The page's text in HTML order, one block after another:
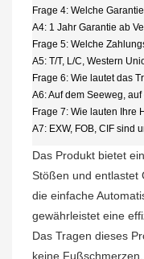
Frage 4: Welche
A4: 1 Jahr Garantie ab
Frage 5: Welche
A5: T/T, L/C, Western
Frage 6: Wie lautet das
A6: Auf dem Seeweg,
Frage 7: Wie lauten Ihre
A7: EXW, FOB, CIF sind
Das Produkt bietet
Stößen und entlastet
die einfache
gewährleistet eine
Das Tragen dieses
keine